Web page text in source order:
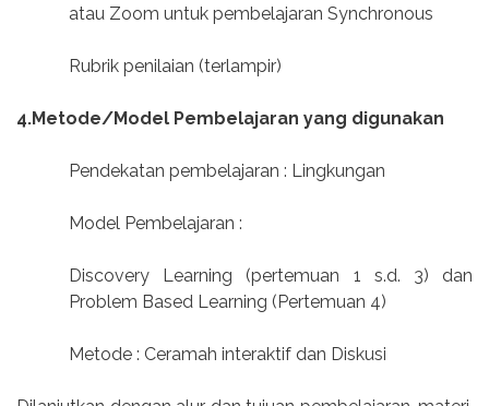
atau Zoom untuk pembelajaran Synchronous
Rubrik penilaian (terlampir)
4.Metode/Model Pembelajaran yang digunakan
Pendekatan pembelajaran : Lingkungan
Model Pembelajaran :
Discovery Learning (pertemuan 1 s.d. 3) dan
Problem Based Learning (Pertemuan 4)
Metode : Ceramah interaktif dan Diskusi